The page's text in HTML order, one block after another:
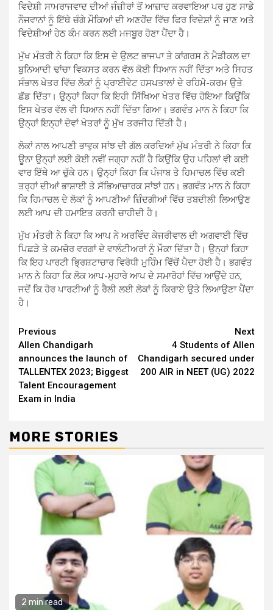
ਵਿਦੇਸ਼ੀ ਸਾਮਰਾਜਵਾਦ ਦੀਆਂ ਜੰਜ਼ੀਰਾਂ ਤੋਂ ਆਜ਼ਾਦ ਕਰਵਾਇਆ ਪਰ ਹੁਣ ਸਾਡੇ
ਨੌਜਵਾਨਾਂ ਨੂੰ ਇੱਥੇ ਚੰਗੇ ਮੌਕਿਆਂ ਦੀ ਅਣਹੋਂਦ ਵਿੱਚ ਫਿਰ ਵਿਦੇਸ਼ਾਂ ਨੂੰ ਜਾਣ ਅਤੇ
ਵਿਦੇਸ਼ੀਆਂ ਹੇਠ ਕੰਮ ਕਰਨ ਲਈ ਮਜਬੂਰ ਹੋਣਾ ਪੈਂਦਾ ਹੈ।
ਮੁੱਖ ਮੰਤਰੀ ਨੇ ਕਿਹਾ ਕਿ ਇਸ ਦੇ ਉਲਟ ਭਾਜਪਾ ਤੇ ਕਾਂਗਰਸ ਨੇ ਮੈਡੀਕਲ ਦਾ
ਬੁਨਿਆਦੀ ਢਾਂਚਾ ਵਿਕਸਤ ਕਰਨ ਵੱਲ ਕੋਈ ਧਿਆਨ ਨਹੀਂ ਦਿੱਤਾ ਅਤੇ ਸਿਹਤ
ਸੰਭਾਲ ਖੇਤਰ ਵਿੱਚ ਲੋਕਾਂ ਨੂੰ ਪ੍ਰਾਈਵੇਟ ਹਸਪਤਾਲਾਂ ਦੇ ਰਹਿਮੋ-ਕਰਮ ਉਤੇ
ਛੱਡ ਦਿੱਤਾ। ਉਨ੍ਹਾਂ ਕਿਹਾ ਕਿ ਇਹੀ ਸਿੱਖਿਆ ਖੇਤਰ ਵਿੱਚ ਹੋਇਆ ਕਿਉਂਕਿ
ਇਸ ਖੇਤਰ ਵੱਲ ਵੀ ਧਿਆਨ ਨਹੀਂ ਦਿੱਤਾ ਗਿਆ। ਭਗਵੰਤ ਮਾਨ ਨੇ ਕਿਹਾ ਕਿ
ਉਨ੍ਹਾਂ ਇਨ੍ਹਾਂ ਦੋਵਾਂ ਖੇਤਰਾਂ ਨੂੰ ਮੁੱਖ ਤਰਜੀਹ ਦਿੱਤੀ ਹੈ।
ਲੋਕਾਂ ਨਾਲ ਆਪਣੀ ਭਾਵੁਕ ਸਾਂਝ ਦੀ ਗੱਲ ਕਰਦਿਆਂ ਮੁੱਖ ਮੰਤਰੀ ਨੇ ਕਿਹਾ ਕਿ
ਊਨਾ ਉਨ੍ਹਾਂ ਲਈ ਕੋਈ ਨਵੀਂ ਜਗ੍ਹਾ ਨਹੀਂ ਹੈ ਕਿਉਂਕਿ ਉਹ ਪਹਿਲਾਂ ਵੀ ਕਈ
ਵਾਰ ਇੱਥੇ ਆ ਚੁੱਕੇ ਹਨ। ਉਨ੍ਹਾਂ ਕਿਹਾ ਕਿ ਪੰਜਾਬ ਤੇ ਹਿਮਾਚਲ ਵਿੱਚ ਕਈ
ਤਰ੍ਹਾਂ ਦੀਆਂ ਭਾਸ਼ਾਈ ਤੇ ਸੱਭਿਆਚਾਰਕ ਸਾਂਝਾਂ ਹਨ। ਭਗਵੰਤ ਮਾਨ ਨੇ ਕਿਹਾ
ਕਿ ਹਿਮਾਚਲ ਦੇ ਲੋਕਾਂ ਨੂੰ ਆਪਣੀਆਂ ਜ਼ਿੰਦਗੀਆਂ ਵਿੱਚ ਤਬਦੀਲੀ ਲਿਆਉਣ
ਲਈ ਆਪ ਦੀ ਹਮਾਇਤ ਕਰਨੀ ਚਾਹੀਦੀ ਹੈ।
ਮੁੱਖ ਮੰਤਰੀ ਨੇ ਕਿਹਾ ਕਿ ਆਪ ਨੇ ਅਰਵਿੰਦ ਕੇਜਰੀਵਾਲ ਦੀ ਅਗਵਾਈ ਵਿੱਚ
ਪਿਛੜੇ ਤੇ ਕਮਜ਼ੋਰ ਵਰਗਾਂ ਦੇ ਵਾਲੰਟੀਅਰਾਂ ਨੂੰ ਮੌਕਾ ਦਿੱਤਾ ਹੈ। ਉਨ੍ਹਾਂ ਕਿਹਾ
ਕਿ ਇਹ ਪਾਰਟੀ ਭ੍ਰਿਸ਼ਟਾਚਾਰ ਵਿਰੋਧੀ ਮੁਹਿੰਮ ਵਿੱਚੋਂ ਪੈਦਾ ਹੋਈ ਹੈ। ਭਗਵੰਤ
ਮਾਨ ਨੇ ਕਿਹਾ ਕਿ ਲੋਕ ਆਪ-ਮੁਹਾਰੇ ਆਪ ਦੇ ਸਮਾਰੋਹਾਂ ਵਿੱਚ ਆਉਂਦੇ ਹਨ,
ਜਦੋਂ ਕਿ ਹੋਰ ਪਾਰਟੀਆਂ ਨੂੰ ਰੈਲੀ ਲਈ ਲੋਕਾਂ ਨੂੰ ਕਿਰਾਏ ਉਤੇ ਲਿਆਉਣਾ ਪੈਂਦਾ
ਹੈ।
Continue
Reading
Previous
Allen Chandigarh
announces the launch of
TALLENTEX 2023; Biggest
Talent Encouragement
Exam in India
Next
4 Students of Allen
Chandigarh secured under
200 AIR in NEET (UG) 2022
MORE STORIES
2 min read